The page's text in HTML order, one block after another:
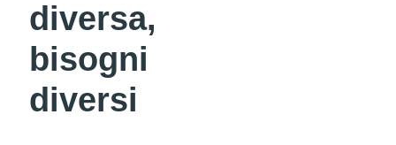
diversa,
bisogni
diversi